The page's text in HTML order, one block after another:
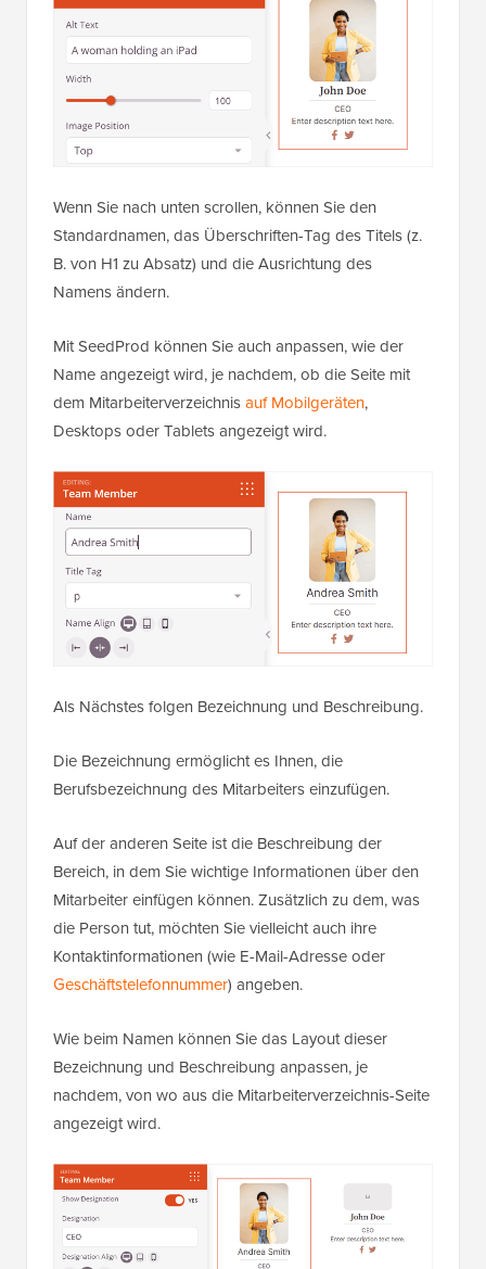
Wenn Sie nach unten scrollen, können Sie den
Standardnamen, das Überschriften-Tag des Titels (z.
B. von H1 zu Absatz) und die Ausrichtung des
Namens ändern.
Mit SeedProd können Sie auch anpassen, wie der
Name angezeigt wird, je nachdem, ob die Seite mit
dem Mitarbeiterverzeichnisauf Mobilgeräten,
Desktops oder Tablets angezeigt wird.
Als Nächstes folgen Bezeichnung und Beschreibung.
Die Bezeichnung ermöglicht es Ihnen, die
Berufsbezeichnung des Mitarbeiters einzufügen.
Auf der anderen Seite ist die Beschreibung der
Bereich, in dem Sie wichtige Informationen über den
Mitarbeiter einfügen können. Zusätzlich zu dem, was
die Person tut, möchten Sie vielleicht auch ihre
Kontaktinformationen (wie E-Mail-Adresse oder
Geschäftstelefonnummer) angeben.
Wie beim Namen können Sie das Layout dieser
Bezeichnung und Beschreibung anpassen, je
nachdem, von wo aus die Mitarbeiterverzeichnis-Seite
angezeigt wird.